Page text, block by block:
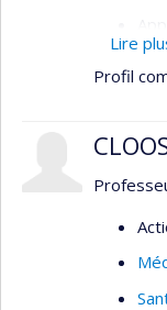
de
Lire
Profil